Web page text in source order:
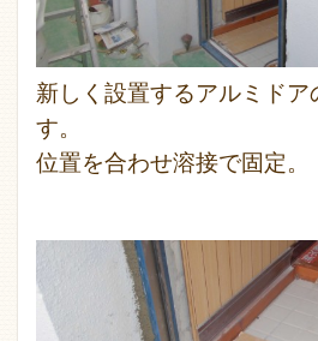
新しく設置するアルミドア
す。
位置を合わせ溶接で固定。